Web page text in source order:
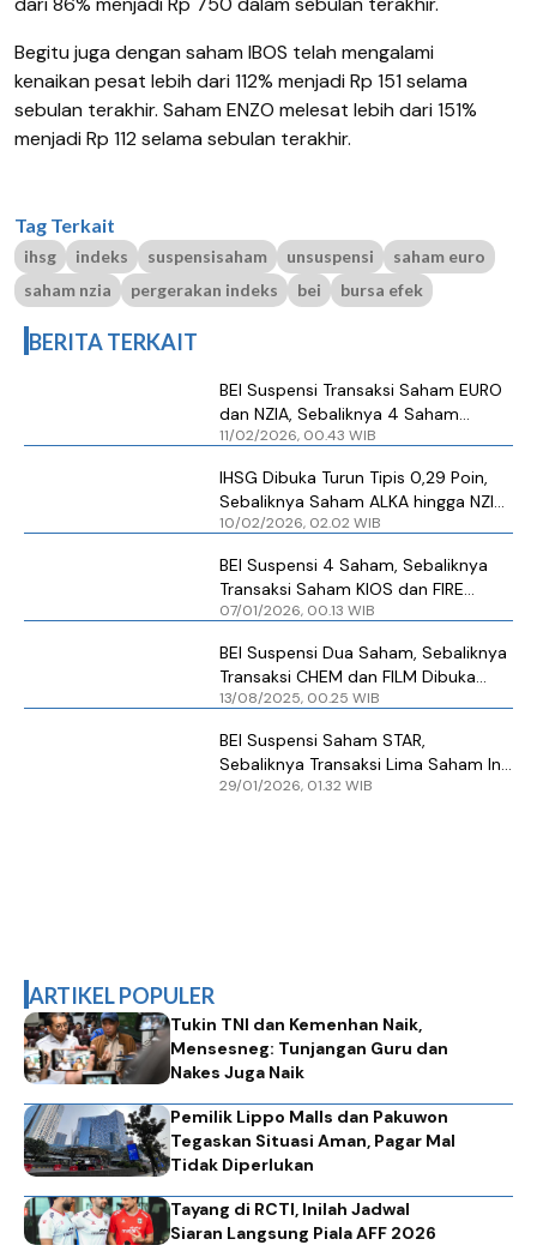
Begitu juga dengan saham IBOS telah mengalami
kenaikan pesat lebih dari 112% menjadi Rp 151 selama
sebulan terakhir. Saham ENZO melesat lebih dari 151%
menjadi Rp 112 selama sebulan terakhir.
Tag Terkait
ihsg indeks suspensisaham unsuspensi
saham euro
saham nzia
pergerakan indeks bei bursa efek
BERITA TERKAIT
BEI Suspensi Transaksi Saham EURO
dan NZIA, Sebaliknya 4 Saham
Dibuka Kembali
11/02/2026, 00.43 WIB
IHSG Dibuka Turun Tipis 0,29 Poin,
Sebaliknya Saham ALKA hingga NZIA
Melesat
10/02/2026, 02.02 WIB
BEI Suspensi 4 Saham, Sebaliknya
Transaksi Saham KIOS dan FIRE
Dibuka Kembali
07/01/2026, 00.13 WIB
BEI Suspensi Dua Saham, Sebaliknya
Transaksi CHEM dan FILM Dibuka
Kembali
13/08/2025, 00.25 WIB
BEI Suspensi Saham STAR,
Sebaliknya Transaksi Lima Saham Ini
Dibuka Kembali
29/01/2026, 01.32 WIB
ARTIKEL POPULER
Tukin TNI dan Kemenhan Naik,
Mensesneg: Tunjangan Guru dan
Nakes Juga Naik
Pemilik Lippo Malls dan Pakuwon
Tegaskan Situasi Aman, Pagar Mal
Tidak Diperlukan
Tayang di RCTI, Inilah Jadwal
Siaran Langsung Piala AFF 2026